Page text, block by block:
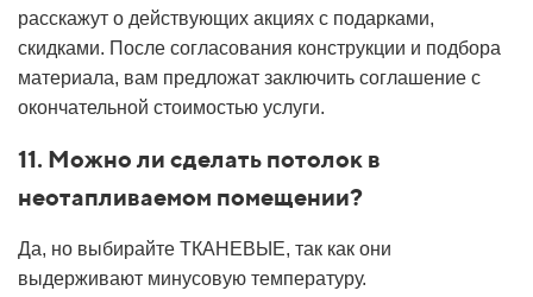
расскажут о действующих акциях с подарками,
скидками. После согласования конструкции и подбора
материала, вам предложат заключить соглашение с
окончательной стоимостью услуги.
11. Можно ли сделать потолок в
неотапливаемом помещении?
Да, но выбирайте ТКАНЕВЫЕ, так как они
выдерживают минусовую температуру.